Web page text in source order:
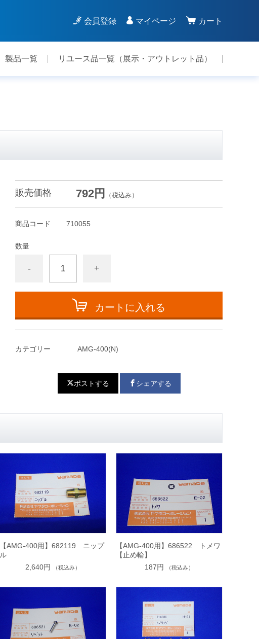
会員登録 マイページ カート
製品一覧 リユース品一覧（展示・アウトレット品）
販売価格 792円 （税込み）
商品コード 710055
数量
- +
カートに入れる
カテゴリー AMG-400(N)
ポストする シェアする
【AMG-400用】682119 ニップ
ル
2,640円
（税込み）
【AMG-400用】686522 トメワ
【止め輪】
187円
（税込み）